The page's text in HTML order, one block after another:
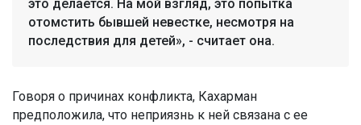
это делается. На мой взгляд, это попытка
отомстить бывшей невестке, несмотря на
последствия для детей», - считает она.
Говоря о причинах конфликта, Кахарман
предположила, что неприязнь к ней связана с ее